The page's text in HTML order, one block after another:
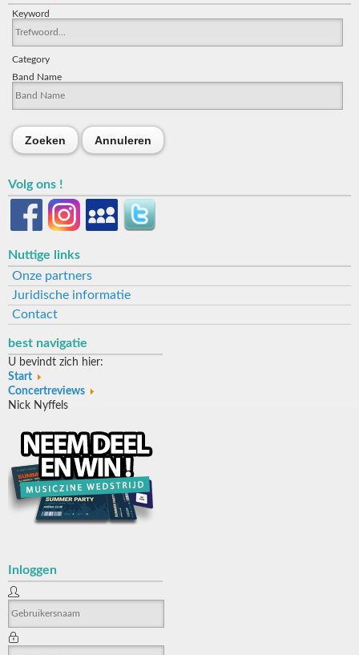
Keyword
Category
Band Name
Zoeken Annuleren
Volg ons !
Nuttige links
Onze partners
Juridische informatie
Contact
best navigatie
U bevindt zich hier:
Start
Concertreviews
Nick Nyffels
Inloggen